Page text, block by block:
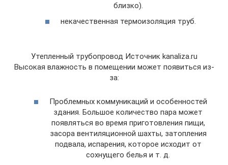
близко).
некачественная термоизоляция труб.
Утепленный трубопровод Источник kanaliza.ru
Высокая влажность в помещении может появиться из-
за:
Проблемных коммуникаций и особенностей
здания. Большое количество пара может
появляться во время приготовления пищи,
засора вентиляционной шахты, затопления
подвала, испарения, которое исходит от
сохнущего белья и т. д.